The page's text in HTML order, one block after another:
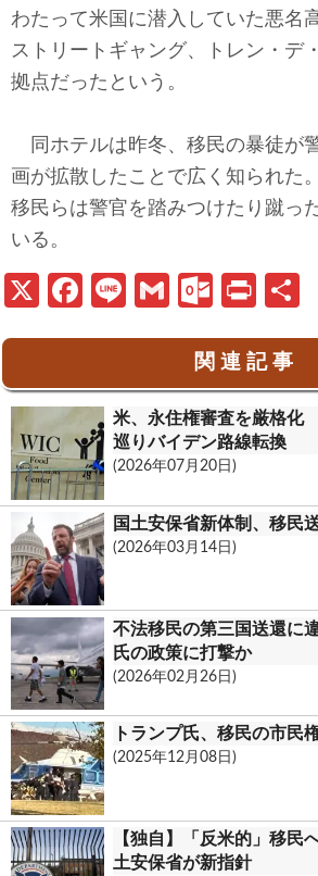
わたって米国に潜入していた悪名
ストリートギャング、トレン・デ
拠点だったという。
同ホテルは昨冬、移民の暴徒が
画が拡散したことで広く知られた
移民らは警官を踏みつけたり蹴っ
いる。
X
Fa
o
o
k
Li
G
ail
O
lo
o
k.
c
o
m
Pr
t
関 連 記 事
米、永住権審査を厳格化
巡りバイデン路線転換
(2026年07月20日)
国土安保省新体制、移民
(2026年03月14日)
不法移民の第三国送還に
氏の政策に打撃か
(2026年02月26日)
トランプ氏、移民の市民
(2025年12月08日)
【独自】「反米的」移
土安保省が新指針